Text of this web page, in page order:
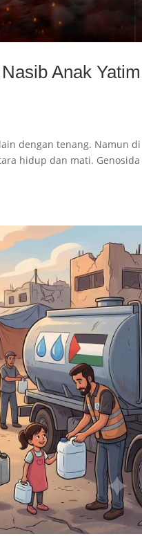
Anak Yatim
dengan tenang. Namun di
hidup dan mati. Genosida